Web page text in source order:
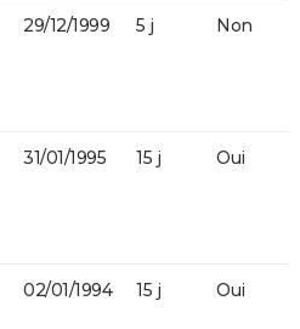
29/12/1999 5 j Non
31/01/1995 15 j Oui
02/01/1994 15 j Oui